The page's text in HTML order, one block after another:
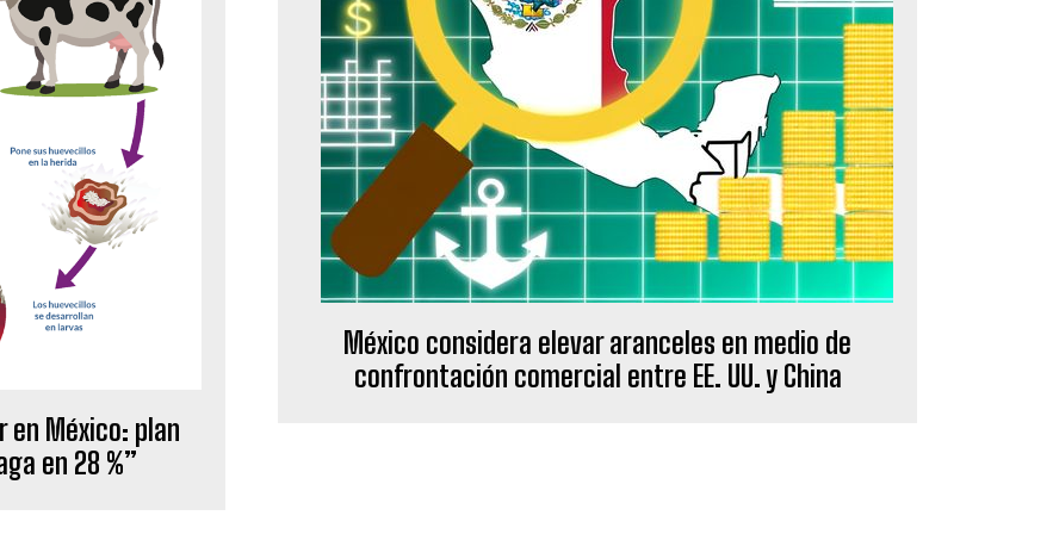
en México: plan
en 28 %”
México considera elevar aranceles en medio de
confrontación comercial entre EE. UU. y China